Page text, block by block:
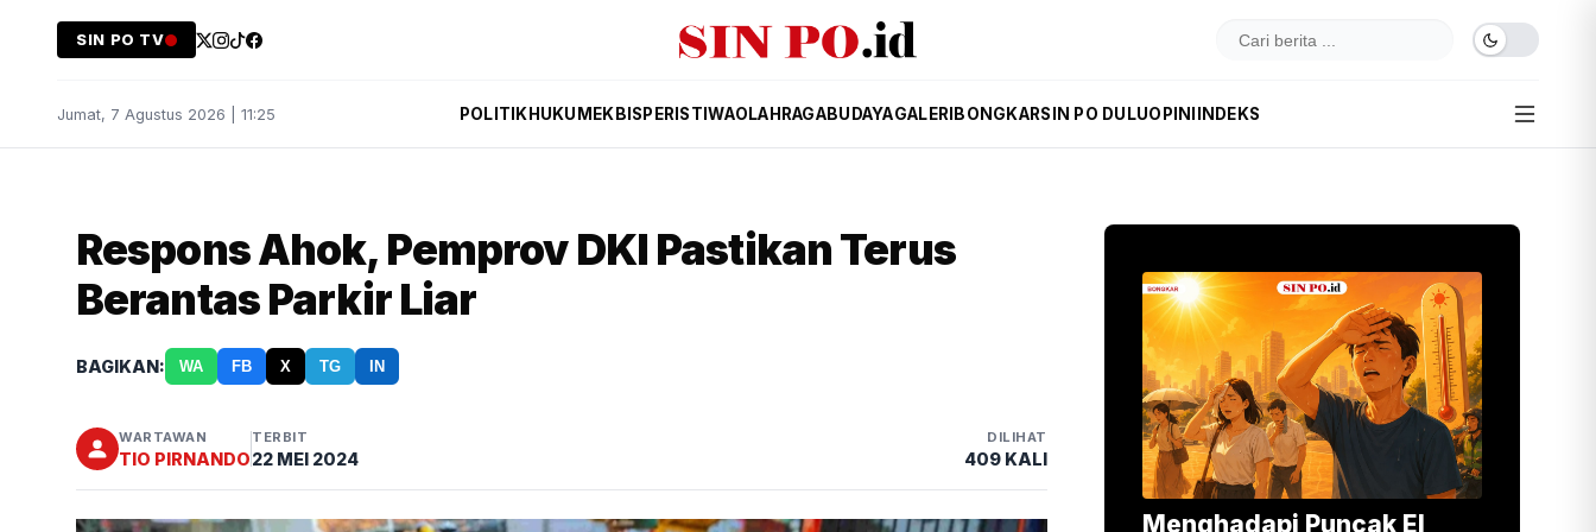
SIN PO TV
Jumat, 7 Agustus 2026 | 11:25 POLITIK HUKUM EKBIS PERISTIWAOLAHRAGABUDAYAGALERI BONGKARSIN PO DULUOPINI INDEKS
Respons Ahok, Pemprov DKI Pastikan Terus
Berantas Parkir Liar
BAGIKAN: WA FB X TG IN
WARTAWAN
TIO PIRNANDO
TERBIT
22 MEI 2024
DILIHAT
409 KALI
Menghadapi Puncak El